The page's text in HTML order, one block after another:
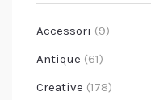
Accessori (9)
Antique (61)
Creative (178)